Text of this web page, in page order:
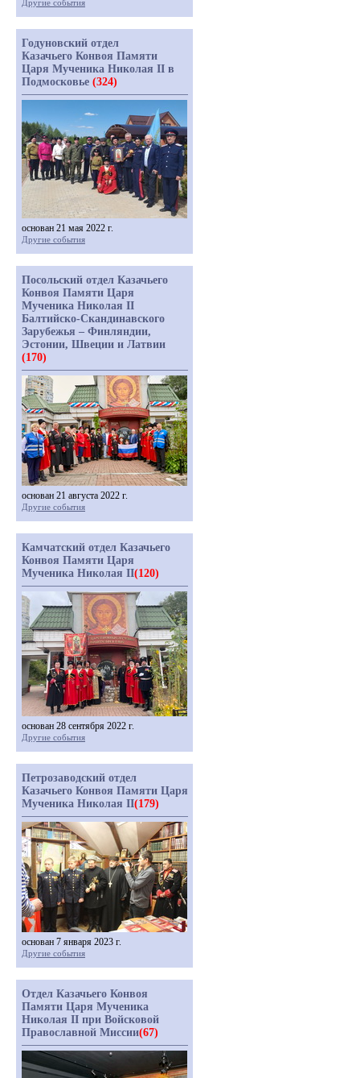
Другие события
Годуновский отдел
Казачьего Конвоя Памяти
Царя Мученика Николая II в
Подмосковье (324)
основан 21 мая 2022 г.
Другие события
Посольский отдел Казачьего
Конвоя Памяти Царя
Мученика Николая II
Балтийско-Скандинавского
Зарубежья – Финляндии,
Эстонии, Швеции и Латвии
(170)
основан 21 августа 2022 г.
Другие события
Камчатский отдел Казачьего
Конвоя Памяти Царя
Мученика Николая II(120)
основан 28 сентября 2022 г.
Другие события
Петрозаводский отдел
Казачьего Конвоя Памяти Царя
Мученика Николая II(179)
основан 7 января 2023 г.
Другие события
Отдел Казачьего Конвоя
Памяти Царя Мученика
Николая II при Войсковой
Православной Миссии(67)